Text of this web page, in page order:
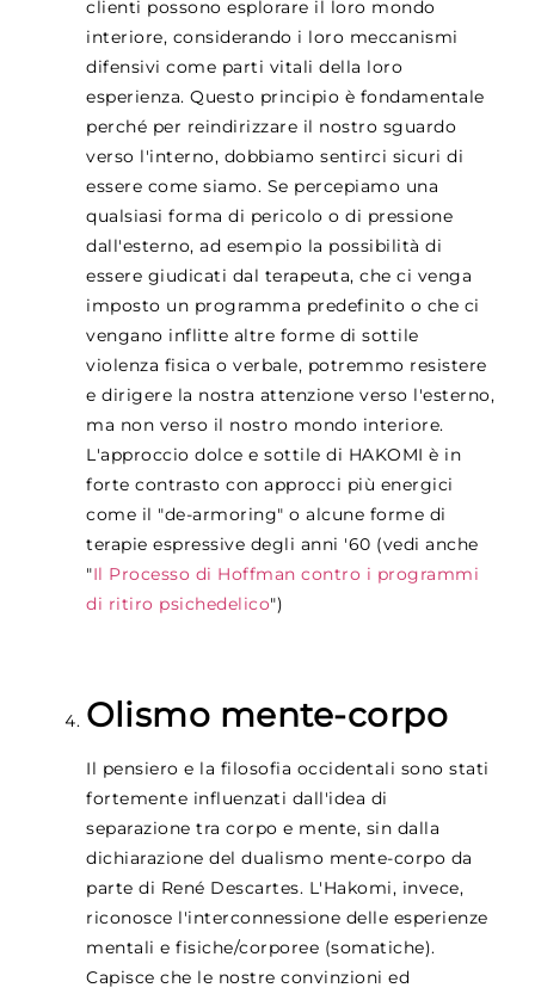
clienti possono esplorare il loro mondo
interiore, considerando i loro meccanismi
difensivi come parti vitali della loro
esperienza. Questo principio è fondamentale
perché per reindirizzare il nostro sguardo
verso l'interno, dobbiamo sentirci sicuri di
essere come siamo. Se percepiamo una
qualsiasi forma di pericolo o di pressione
dall'esterno, ad esempio la possibilità di
essere giudicati dal terapeuta, che ci venga
imposto un programma predefinito o che ci
vengano inflitte altre forme di sottile
violenza fisica o verbale, potremmo resistere
e dirigere la nostra attenzione verso l'esterno,
ma non verso il nostro mondo interiore.
L'approccio dolce e sottile di HAKOMI è in
forte contrasto con approcci più energici
come il "de-armoring" o alcune forme di
terapie espressive degli anni '60 (vedi anche
"Il Processo di Hoffman contro i programmi
di ritiro psichedelico")
Olismo mente-corpo
Il pensiero e la filosofia occidentali sono stati
fortemente influenzati dall'idea di
separazione tra corpo e mente, sin dalla
dichiarazione del dualismo mente-corpo da
parte di René Descartes. L'Hakomi, invece,
riconosce l'interconnessione delle esperienze
mentali e fisiche/corporee (somatiche).
Capisce che le nostre convinzioni ed